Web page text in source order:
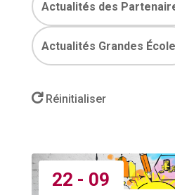
Actualités des
Actualités Grandes
Réinitialiser
22 - 09